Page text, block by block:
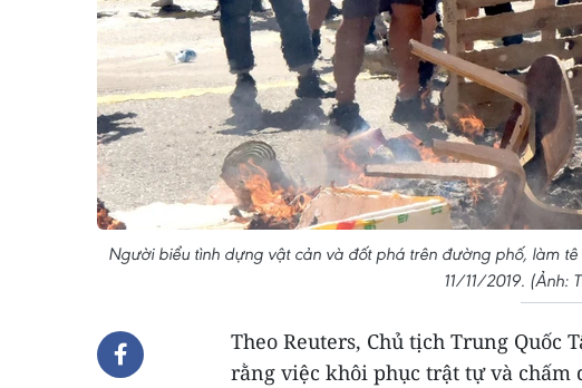
Người biểu tình dựng vật cản và đốt phá trên đường phố, làm
11/11/2019. (Ảnh:
Theo Reuters, Chủ tịch Trung Quốc
rằng việc khôi phục trật tự và